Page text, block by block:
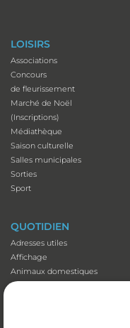
LOISIRS
Associations
Concours
de fleurissement
Marché de Noël
(Inscriptions)
Médiathèque
Saison culturelle
Salles municipales
Sorties
Sport
QUOTIDIEN
Adresses utiles
Affichage
Animaux domestiques
Appli illiwap©